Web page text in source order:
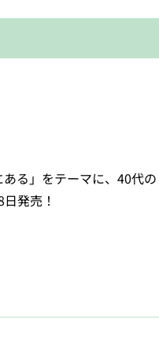
る」をテーマに、40代
発売！